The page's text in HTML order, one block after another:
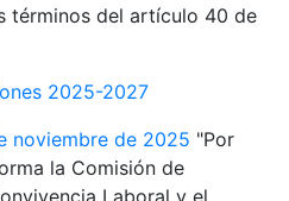
términos del artículo 40 de
2025-2027
noviembre de 2025 "Por
la Comisión de
Laboral y el